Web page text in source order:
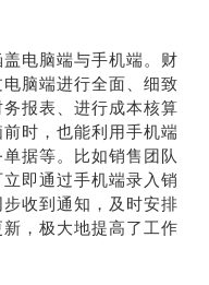
电脑端与手机端。财
脑端进行全面、细致
报表、进行成本核算
时，也能利用手机端
据等。比如销售团队
即通过手机端录入销
收到通知，及时安排
，极大地提高了工作